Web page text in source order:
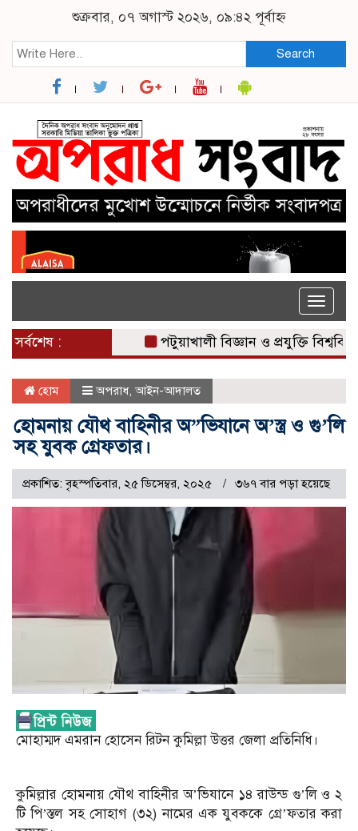
শুক্রবার, ০৭ অগাস্ট ২০২৬, ০৯:৪২ পূর্বাহ্ন
Search
Toggle
সর্বশেষ : পটুয়াখালী বিজ্ঞান ও প্রযুক্তি
হোম অপরাধ, আইন-আদালত
হোমনায় যৌথ বাহিনীর অ”ভিযানে অ’স্ত্র ও গু’লি
সহ যুবক গ্রেফতার।
প্রকাশিত: বৃহস্পতিবার, ২৫ ডিসেম্বর, ২০২৫ ৩৬৭ বার পড়া হয়েছে
মোহাম্মদ এমরান হোসেন রিটন কুমিল্লা উত্তর জেলা প্রতিনিধি।
কুমিল্লার হোমনায় যৌথ বাহিনীর অ’ভিযানে ১৪ রাউন্ড গু’লি ও ২
টি পি’স্তল সহ সোহাগ (৩২) নামের এক যুবককে গ্রে’ফতার করা